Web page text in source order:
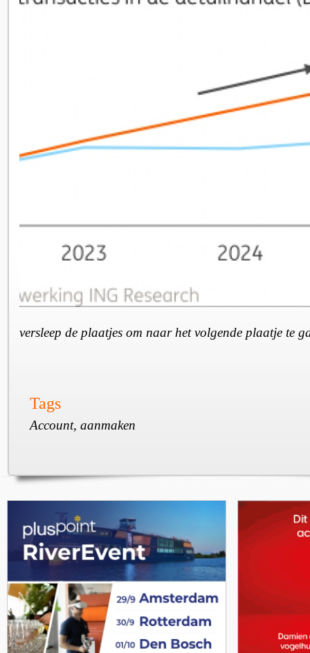
versleep de plaatjes om naar het volgende plaatje te
Tags
Account, aanmaken